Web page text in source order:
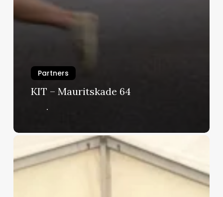
Partners
KIT – Mauritskade 64
Buurtcamping
Oosterpark
–
vrijdag